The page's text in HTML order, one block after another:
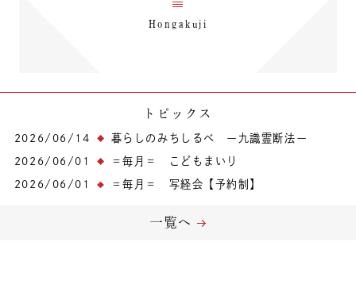
Hongakuji
トピックス
2026/06/14 暮らしのみちしるべ ー九識霊断法ー
2026/06/01 ＝毎月＝ こどもまいり
2026/06/01 ＝毎月＝ 写経会【予約制】
一覧へ